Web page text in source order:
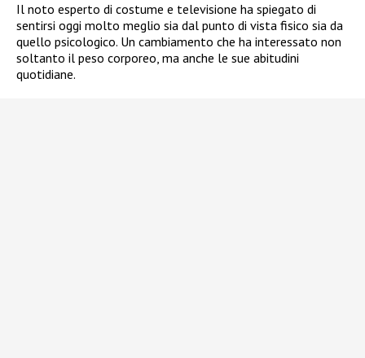
Il noto esperto di costume e televisione ha spiegato di
sentirsi oggi molto meglio sia dal punto di vista fisico sia da
quello psicologico. Un cambiamento che ha interessato non
soltanto il peso corporeo, ma anche le sue abitudini
quotidiane.